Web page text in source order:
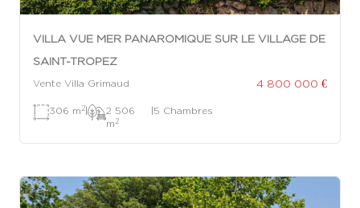
VILLA VUE MER PANAROMIQUE SUR LE VILLAGE DE
SAINT-TROPEZ
Vente Villa Grimaud 4 800 000 €
306 m 2|
2 506
m 2
|5 Chambres